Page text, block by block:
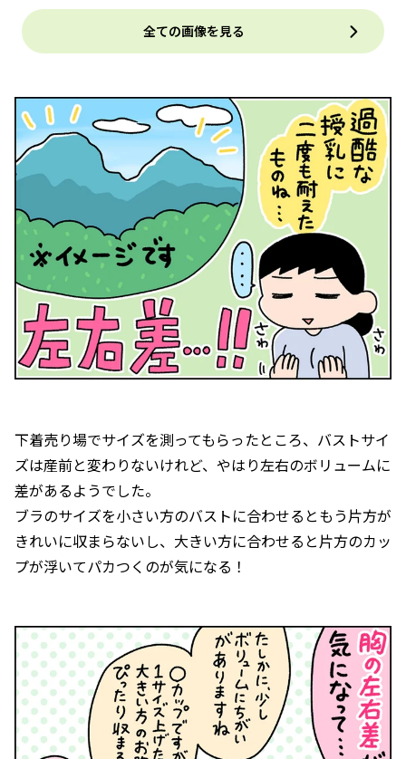
全ての画像を見る
下着売り場でサイズを測ってもらったところ、バストサイ
ズは産前と変わりないけれど、やはり左右のボリュームに
差があるようでした。
ブラのサイズを小さい方のバストに合わせるともう片方が
きれいに収まらないし、大きい方に合わせると片方のカッ
プが浮いてパカつくのが気になる！